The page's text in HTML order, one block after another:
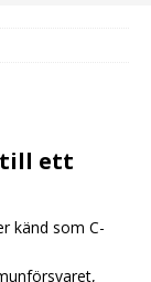
till ett
känd som C-